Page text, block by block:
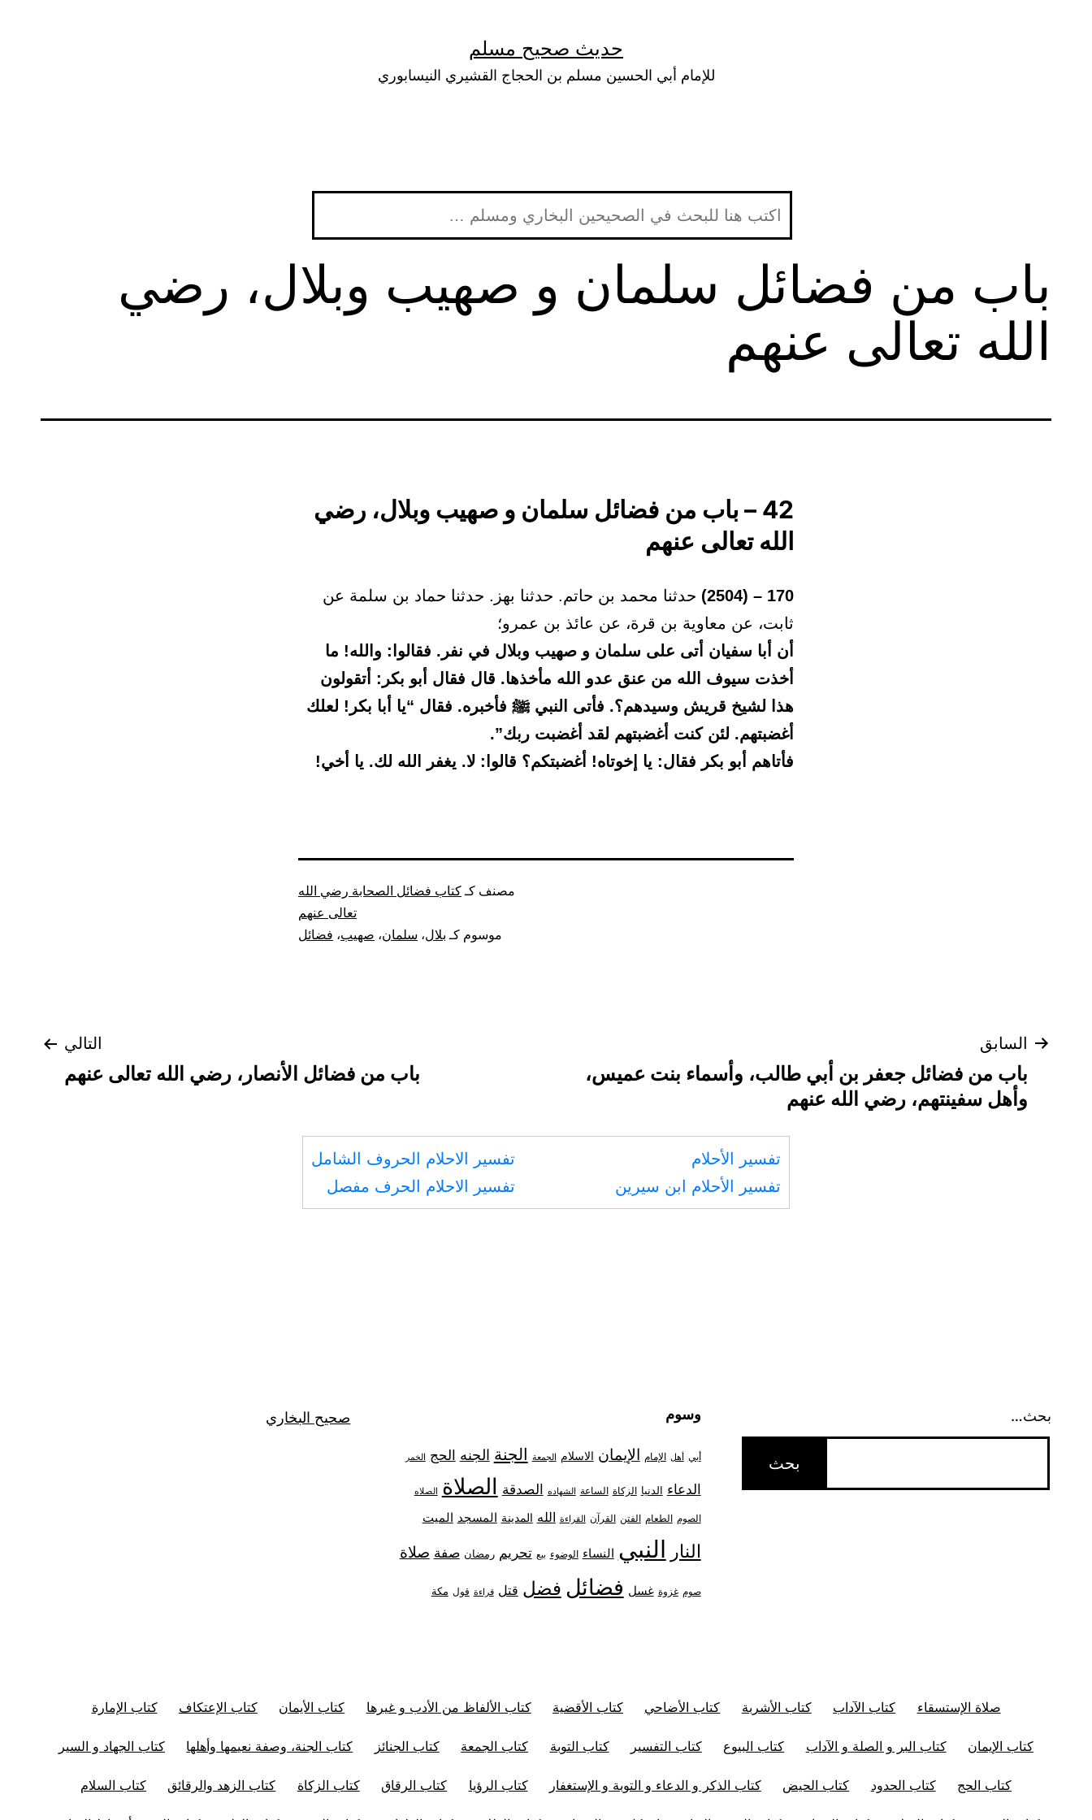
حديث صحيح مسلم
للإمام أبي الحسين مسلم بن الحجاج القشيري النيسابوري
باب من فضائل سلمان و صهيب وبلال، رضي
الله تعالى عنهم
42 – باب من فضائل سلمان و صهيب وبلال، رضي
الله تعالى عنهم
170 – (2504)
حدثنا محمد بن حاتم. حدثنا بهز. حدثنا حماد بن سلمة عن
ثابت، عن معاوية بن قرة، عن عائذ بن عمرو؛
أن أبا سفيان أتى على سلمان و صهيب وبلال في نفر. فقالوا: والله! ما
أخذت سيوف الله من عنق عدو الله مأخذها. قال فقال أبو بكر: أتقولون
هذا لشيخ قريش وسيدهم؟. فأتى النبي ﷺ فأخبره. فقال “يا أبا بكر! لعلك
أغضبتهم. لئن كنت أغضبتهم لقد أغضبت ربك”.
فأتاهم أبو بكر فقال: يا إخوتاه! أغضبتكم؟ قالوا: لا. يغفر الله لك. يا أخي!
مصنف كـ كتاب فضائل الصحابة رضي الله
تعالى عنهم
موسوم كـ بلال، سلمان، صهيب، فضائل
تصفّح
المقالات
السابق
باب من فضائل جعفر بن أبي طالب، وأسماء بنت عميس،
وأهل سفينتهم، رضي الله عنهم
التالي
باب من فضائل الأنصار، رضي الله تعالى عنهم
تفسير الأحلام
تفسير الأحلام ابن سيرين
تفسير الاحلام الحروف الشامل
تفسير الاحلام الحرف مفصل
بحث… وسوم
أبي أهل الإمام الإيمان الاسلام الجمعة الجنة الجنه الحج الخمر
الدعاء الدنيا الزكاة الساعة الشهاده الصدقة الصلاة الصلاه
الصوم الطعام الفتن القرآن القراءة الله المدينة المسجد الميت
النار النبي النساء الوضوء بيع تحريم رمضان صفة صلاة
صوم غزوة غسل فضائل فضل قتل قراءة قول مكة
صحيح البخاري
صلاة الإستسقاء كتاب الآداب كتاب الأشربة كتاب الأضاحي كتاب الأقضية كتاب الألفاظ من الأدب و غيرها كتاب الأيمان كتاب الإعتكاف كتاب الإمارة
كتاب الإيمان كتاب البر و الصلة و الآداب كتاب البيوع كتاب التفسير كتاب التوبة كتاب الجمعة كتاب الجنائز كتاب الجنة، وصفة نعيمها وأهلها كتاب الجهاد و السير
كتاب الحج كتاب الحدود كتاب الحيض كتاب الذكر و الدعاء و التوبة و الإستغفار كتاب الرؤيا كتاب الرقاق كتاب الزكاة كتاب الزهد والرقائق كتاب السلام